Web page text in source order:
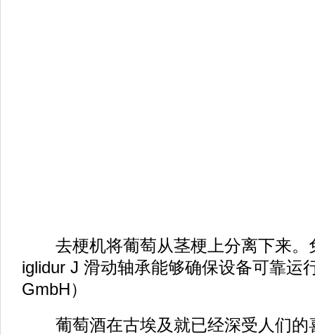
去梗机将葡萄从茎梗上分离下来。
iglidur J 滑动轴承能够确保设备可靠运
GmbH）
葡萄酒在古埃及就已经深受人们的